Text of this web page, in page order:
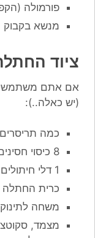
פורמולה
מנשא בקבוק
ציוד
אם אתם משתמשים
(יש כאלה..):
כמה תריסרים (4 או 5) בד או חיתולים רב
8 כיסוי חסינים למים
1 דלי חיתולים
כרית החתלה
משחה
מצמד,